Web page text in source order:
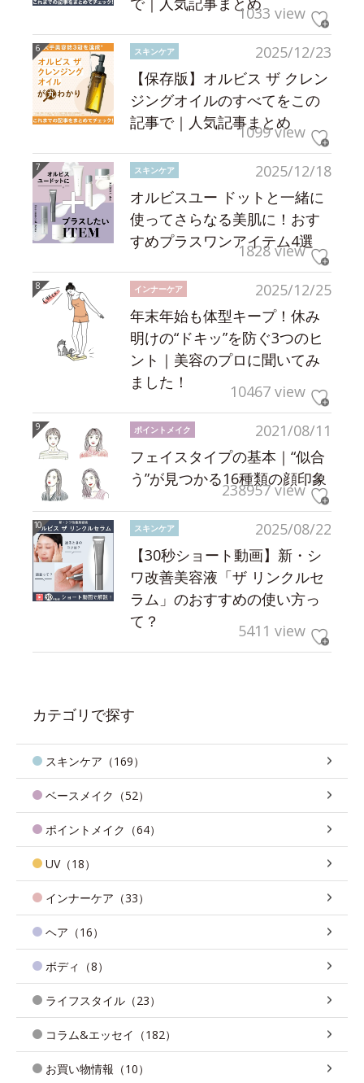
1033 view
2025/12/23
スキンケア
【保存版】オルビス ザ クレン
ジングオイルのすべてをこの
記事で｜人気記事まとめ
1099 view
2025/12/18
スキンケア
オルビスユー ドットと一緒に
使ってさらなる美肌に！おす
すめプラスワンアイテム4選
1828 view
2025/12/25
インナーケア
年末年始も体型キープ！休み
明けの“ドキッ”を防ぐ3つのヒ
ント｜美容のプロに聞いてみ
ました！
10467 view
2021/08/11
ポイントメイク
フェイスタイプの基本｜“似合
う”が見つかる16種類の顔印象
238957 view
2025/08/22
スキンケア
【30秒ショート動画】新・シ
ワ改善美容液「ザ リンクルセ
ラム」のおすすめの使い方っ
て？
5411 view
カテゴリで探す
スキンケア（169）
ベースメイク（52）
ポイントメイク（64）
UV（18）
インナーケア（33）
ヘア（16）
ボディ（8）
ライフスタイル（23）
コラム&エッセイ（182）
お買い物情報（10）